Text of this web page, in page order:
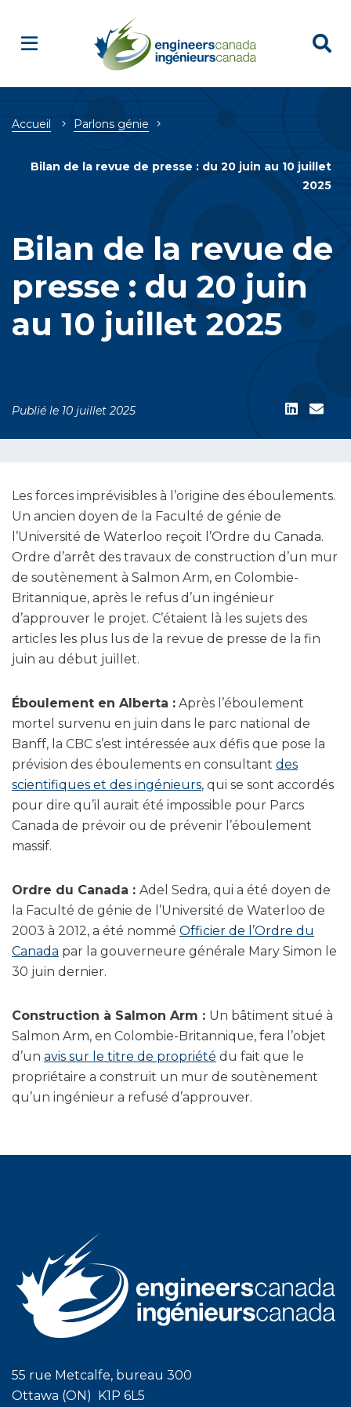
Breadcrumb
Accueil Parlons génie
Bilan de la revue de presse : du 20 juin au 10 juillet
2025
Bilan de la revue de
presse : du 20 juin
au 10 juillet 2025
Publié le 10 juillet 2025
Les forces imprévisibles à l’origine des éboulements.
Un ancien doyen de la Faculté de génie de
l’Université de Waterloo reçoit l’Ordre du Canada.
Ordre d’arrêt des travaux de construction d’un mur
de soutènement à Salmon Arm, en Colombie-
Britannique, après le refus d’un ingénieur
d’approuver le projet. C’étaient là les sujets des
articles les plus lus de la revue de presse de la fin
juin au début juillet.
Éboulement en Alberta : Après l’éboulement
mortel survenu en juin dans le parc national de
Banff, la CBC s’est intéressée aux défis que pose la
prévision des éboulements en consultant des
scientifiques et des ingénieurs, qui se sont accordés
pour dire qu’il aurait été impossible pour Parcs
Canada de prévoir ou de prévenir l’éboulement
massif.
Ordre du Canada : Adel Sedra, qui a été doyen de
la Faculté de génie de l’Université de Waterloo de
2003 à 2012, a été nommé Officier de l’Ordre du
Canada par la gouverneure générale Mary Simon le
30 juin dernier.
Construction à Salmon Arm : Un bâtiment situé à
Salmon Arm, en Colombie-Britannique, fera l’objet
d’un avis sur le titre de propriété du fait que le
propriétaire a construit un mur de soutènement
qu’un ingénieur a refusé d’approuver.
55 rue Metcalfe, bureau 300
Ottawa (ON) K1P 6L5